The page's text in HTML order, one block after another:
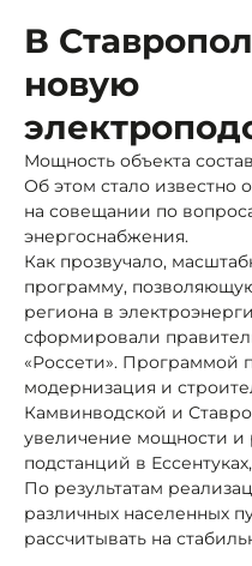
В
новую
Мощность объекта
Об этом стало известно
на совещании по
энергоснабжения.
Как прозвучало,
программу,
региона в
сформировали
«Россети». Программой
модернизация и
Камвинводской и
увеличение мощности и
подстанций в
По результатам
различных населенных
рассчитывать на